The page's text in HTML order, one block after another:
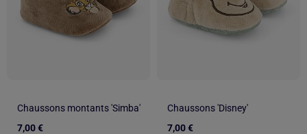
Chaussons montants 'Simba'
7,00 €
Chaussons 'Disney'
7,00 €